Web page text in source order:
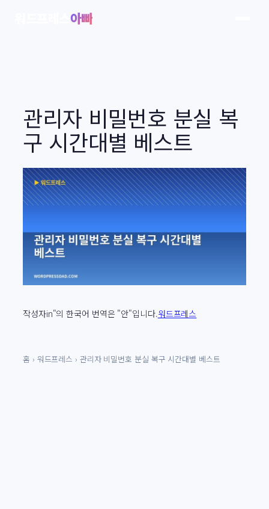
아빠
관리자 비밀번호 분실 복
구 시간대별 베스트
작성자in"의 한국어 번역은 "안"입니다.워드프레스
홈 › 워드프레스 › 관리자 비밀번호 분실 복구 시간대별 베스트